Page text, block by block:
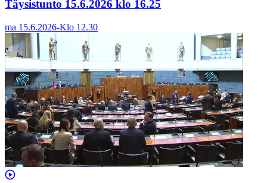
Täysistunto 15.6.2026 klo 16.25
ma 15.6.2026-Klo 12.30